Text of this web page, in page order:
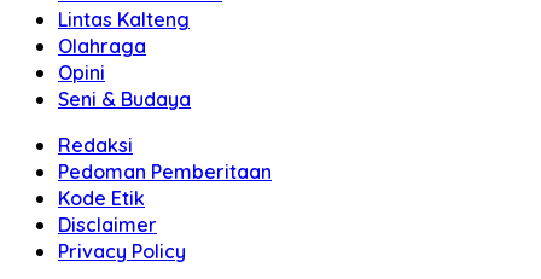
Lintas Kalteng
Olahraga
Opini
Seni & Budaya
Redaksi
Pedoman Pemberitaan
Kode Etik
Disclaimer
Privacy Policy